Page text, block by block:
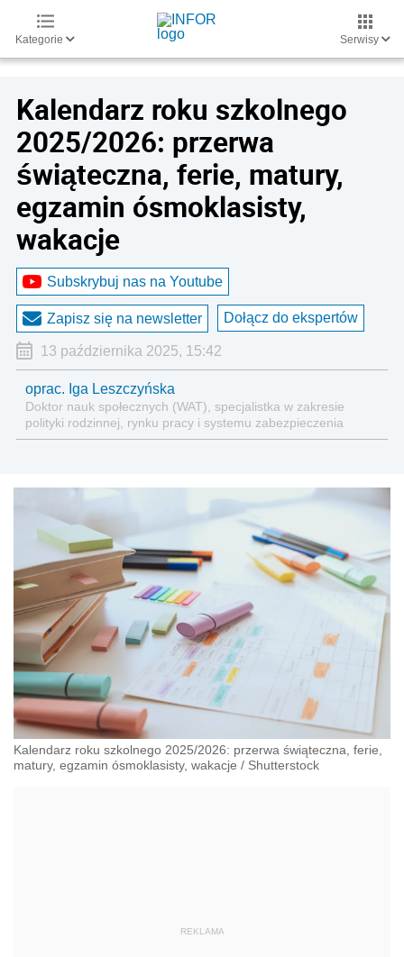
Kategorie Serwisy
Kalendarz roku szkolnego
2025/2026: przerwa
świąteczna, ferie, matury,
egzamin ósmoklasisty,
wakacje
Subskrybuj nas na Youtube
Zapisz się na newsletter Dołącz do ekspertów
13 października 2025, 15:42
oprac. Iga Leszczyńska
Doktor nauk społecznych (WAT), specjalistka w zakresie
polityki rodzinnej, rynku pracy i systemu zabezpieczenia
społecznego.
Kalendarz roku szkolnego 2025/2026: przerwa świąteczna, ferie,
matury, egzamin ósmoklasisty, wakacje / Shutterstock